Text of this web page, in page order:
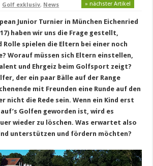
Golf exklusiv, News » nächster Artikel
Junior Turnier in München Eichenried
haben wir uns die Frage gestellt,
Rolle spielen die Eltern bei einer noch
Worauf müssen sich Eltern einstellen,
und Ehrgeiz beim Golfsport zeigt?
der ein paar Bälle auf der Range
mit Freunden eine Runde auf den
nicht die Rede sein. Wenn ein Kind erst
Golfen geworden ist, wird es
wieder zu löschen. Was erwartet also
unterstützen und fördern möchten?